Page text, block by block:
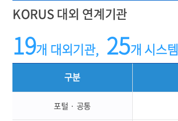
KORUS 대외 연계기관
19개 대외기관, 25개 시스템
구분
포털 · 공통